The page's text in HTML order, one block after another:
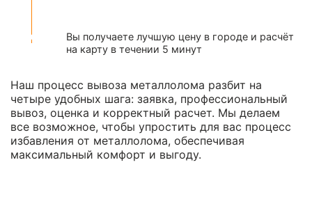
Вы получаете лучшую цену в городе и расчёт
на карту в течении 5 минут
Наш процесс вывоза металлолома разбит на
четыре удобных шага: заявка, профессиональный
вывоз, оценка и корректный расчет. Мы делаем
все возможное, чтобы упростить для вас процесс
избавления от металлолома, обеспечивая
максимальный комфорт и выгоду.